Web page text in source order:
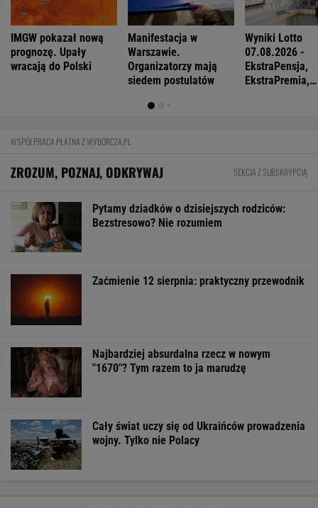
IMGW pokazał nową
prognozę. Upały
wracają do Polski
Manifestacja w
Warszawie.
Organizatorzy mają
siedem postulatów
Wyniki Lotto
07.08.2026 -
EkstraPensja,
EkstraPremia,
WSPÓŁPRACA PŁATNA Z WYBORCZA.PL
ZROZUM, POZNAJ, ODKRYWAJ SEKCJA Z SUBSKRYPCJĄ
Pytamy dziadków o dzisiejszych rodziców:
Bezstresowo? Nie rozumiem
Zaćmienie 12 sierpnia: praktyczny przewodnik
Najbardziej absurdalna rzecz w nowym
"1670"? Tym razem to ja marudzę
Cały świat uczy się od Ukraińców prowadzenia
wojny. Tylko nie Polacy